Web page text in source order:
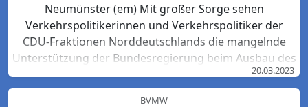
Neumünster (em) Mit großer Sorge sehen
Verkehrspolitikerinnen und Verkehrspolitiker der
CDU-Fraktionen Norddeutschlands die mangelnde
Unterstützung der Bundesregierung beim Ausbau des
Bahn-Netzes. Hartmut Bodeit, mobilitätspolitischer
Sprecher der bremischen CDUBürgerschaftsfraktion,
20.03.2023
BVMW